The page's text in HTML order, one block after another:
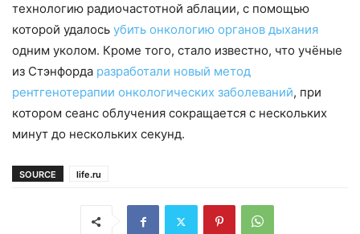
технологию радиочастотной аблации, с помощью
которой удалось убить онкологию органов дыхания
одним уколом. Кроме того, стало известно, что учёные
из Стэнфорда разработали новый метод
рентгенотерапии онкологических заболеваний, при
котором сеанс облучения сокращается с нескольких
минут до нескольких секунд.
SOURCE life.ru